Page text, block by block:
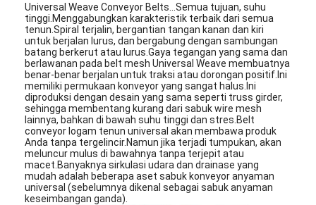
Universal Weave Conveyor Belts...Semua tujuan, suhu
tinggi.Menggabungkan karakteristik terbaik dari semua
tenun.Spiral terjalin, bergantian tangan kanan dan kiri
untuk berjalan lurus, dan bergabung dengan sambungan
batang berkerut atau lurus.Gaya tegangan yang sama dan
berlawanan pada belt mesh Universal Weave membuatnya
benar-benar berjalan untuk traksi atau dorongan positif.Ini
memiliki permukaan konveyor yang sangat halus.Ini
diproduksi dengan desain yang sama seperti truss girder,
sehingga membentang kurang dari sabuk wire mesh
lainnya, bahkan di bawah suhu tinggi dan stres.Belt
conveyor logam tenun universal akan membawa produk
Anda tanpa tergelincir.Namun jika terjadi tumpukan, akan
meluncur mulus di bawahnya tanpa terjepit atau
macet.Banyaknya sirkulasi udara dan drainase yang
mudah adalah beberapa aset sabuk konveyor anyaman
universal (sebelumnya dikenal sebagai sabuk anyaman
keseimbangan ganda).